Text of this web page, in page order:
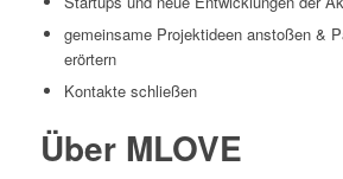
gemeinsame Projektideen anstoßen &
erörtern
Kontakte schließen
Über MLOVE